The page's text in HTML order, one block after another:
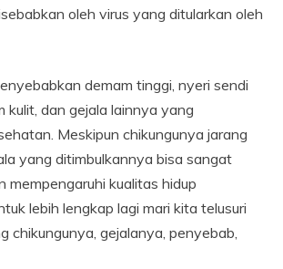
oleh virus yang ditularkan oleh
demam tinggi, nyeri sendi
kulit, dan gejala lainnya yang
Meskipun chikungunya jarang
yang ditimbulkannya bisa sangat
mempengaruhi kualitas hidup
lebih lengkap lagi mari kita telusuri
chikungunya, gejalanya, penyebab,